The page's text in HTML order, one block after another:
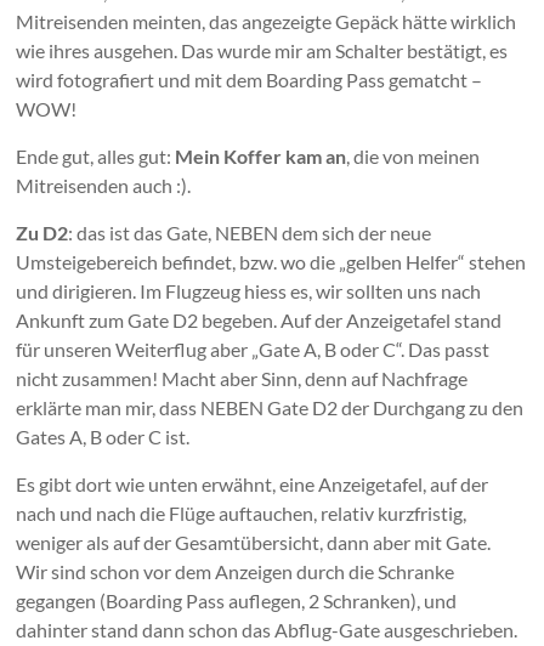
Mitreisenden meinten, das angezeigte Gepäck hätte wirklich
wie ihres ausgehen. Das wurde mir am Schalter bestätigt, es
wird fotografiert und mit dem Boarding Pass gematcht –
WOW!
Ende gut, alles gut: Mein Koffer kam an, die von meinen
Mitreisenden auch :).
Zu D2: das ist das Gate, NEBEN dem sich der neue
Umsteigebereich befindet, bzw. wo die „gelben Helfer“ stehen
und dirigieren. Im Flugzeug hiess es, wir sollten uns nach
Ankunft zum Gate D2 begeben. Auf der Anzeigetafel stand
für unseren Weiterflug aber „Gate A, B oder C“. Das passt
nicht zusammen! Macht aber Sinn, denn auf Nachfrage
erklärte man mir, dass NEBEN Gate D2 der Durchgang zu den
Gates A, B oder C ist.
Es gibt dort wie unten erwähnt, eine Anzeigetafel, auf der
nach und nach die Flüge auftauchen, relativ kurzfristig,
weniger als auf der Gesamtübersicht, dann aber mit Gate.
Wir sind schon vor dem Anzeigen durch die Schranke
gegangen (Boarding Pass auflegen, 2 Schranken), und
dahinter stand dann schon das Abflug-Gate ausgeschrieben.